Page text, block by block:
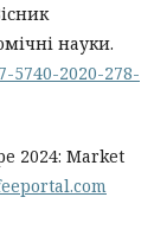
науки.
5740-2020-278-
2024: Market